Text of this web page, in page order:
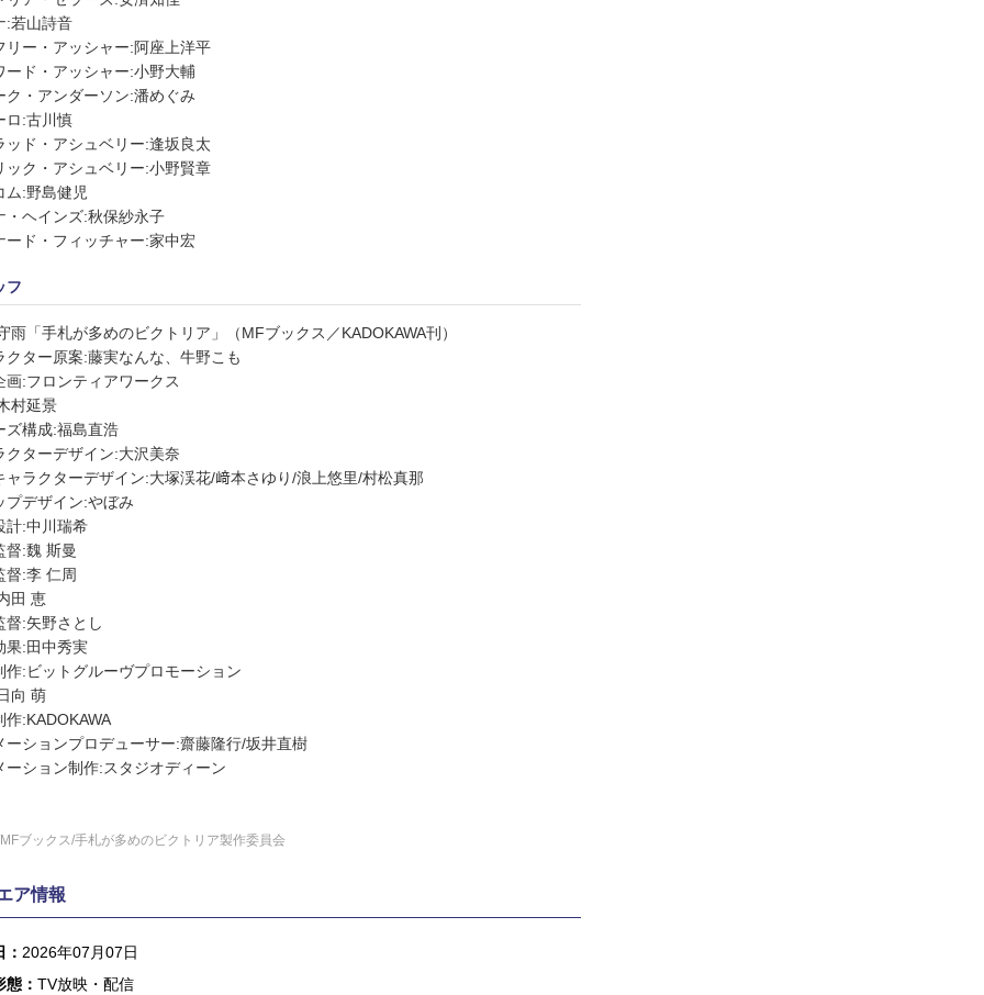
:若山詩音
リー・アッシャー:阿座上洋平
ード・アッシャー:⼩野⼤輔
ク・アンダーソン:潘めぐみ
ロ:古川慎
ッド・アシュベリー:逢坂良太
ック・アシュベリー:小野賢章
ム:野島健児
・ヘインズ:秋保紗永子
ード・フィッチャー:家中宏
フ
雨「手札が多めのビクトリア」（MFブックス／KADOKAWA刊）
クター原案:藤実なんな、牛野こも
画:フロンティアワークス
村延景
ズ構成:福島直浩
クターデザイン:大沢美奈
ャラクターデザイン:大塚渓花/﨑本さゆり/浪上悠里/村松真那
プデザイン:やぼみ
計:中川瑞希
督:魏 斯曼
督:李 仁周
田 恵
督:矢野さとし
果:田中秀実
作:ビットグルーヴプロモーション
向 萌
作:KADOKAWA
ーションプロデューサー:齋藤隆行/坂井直樹
ーション制作:スタジオディーン
ブックス/手札が多めのビクトリア製作委員会
ア情報
2026年07月07日
態： TV放映・配信